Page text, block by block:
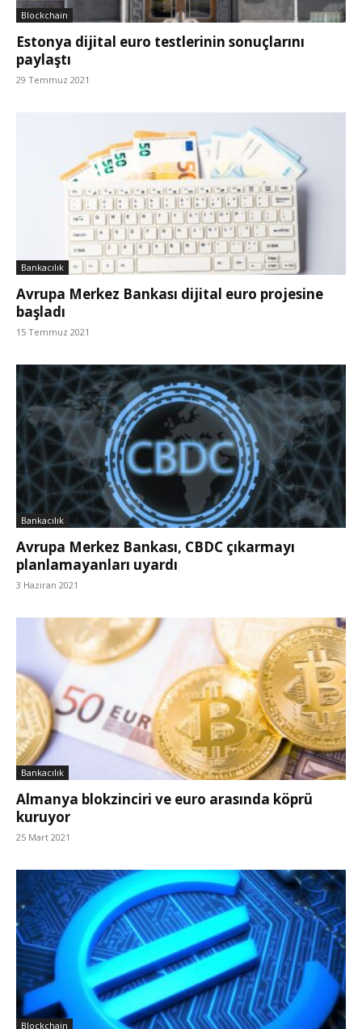
Blockchain
Estonya dijital euro testlerinin sonuçlarını
paylaştı
29 Temmuz 2021
Bankacılık
Avrupa Merkez Bankası dijital euro projesine
başladı
15 Temmuz 2021
Bankacılık
Avrupa Merkez Bankası, CBDC çıkarmayı
planlamayanları uyardı
3 Haziran 2021
Bankacılık
Almanya blokzinciri ve euro arasında köprü
kuruyor
25 Mart 2021
Blockchain